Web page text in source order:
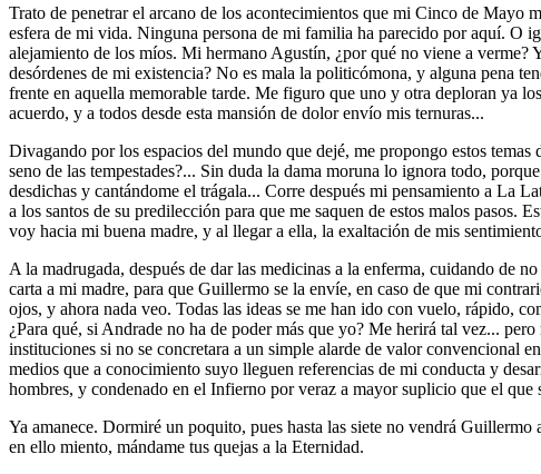
Trato de penetrar el arcano de los acontecimientos que mi Cinco de Mayo
esfera de mi vida. Ninguna persona de mi familia ha parecido por aquí. O
alejamiento de los míos. Mi hermano Agustín, ¿por qué no viene a verme?
desórdenes de mi existencia? No es mala la politicómona, y alguna pena
frente en aquella memorable tarde. Me figuro que uno y otra deploran ya
acuerdo, y a todos desde esta mansión de dolor envío mis ternuras...
Divagando por los espacios del mundo que dejé, me propongo estos
seno de las tempestades?... Sin duda la dama moruna lo ignora todo,
desdichas y cantándome el trágala... Corre después mi pensamiento a La
a los santos de su predilección para que me saquen de estos malos pasos.
voy hacia mi buena madre, y al llegar a ella, la exaltación de mis
A la madrugada, después de dar las medicinas a la enferma, cuidando de
carta a mi madre, para que Guillermo se la envíe, en caso de que mi
ojos, y ahora nada veo. Todas las ideas se me han ido con vuelo, rápido,
¿Para qué, si Andrade no ha de poder más que yo? Me herirá tal vez...
instituciones si no se concretara a un simple alarde de valor convencional
medios que a conocimiento suyo lleguen referencias de mi conducta y
hombres, y condenado en el Infierno por veraz a mayor suplicio que el que
Ya amanece. Dormiré un poquito, pues hasta las siete no vendrá
en ello miento, mándame tus quejas a la Eternidad.